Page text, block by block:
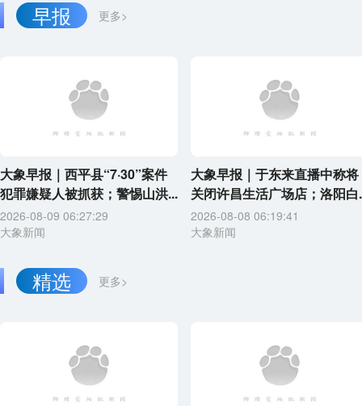
更多>
早报
大象早报｜西平县“7·30”案件
犯罪嫌疑人被抓获；警惕山洪...
2026-08-09 06:27:29
大象新闻
大象早报｜于东来直播中称将
关闭许昌生活广场店；洛阳白
2026-08-08 06:19:41
大象新闻
更多>
精选